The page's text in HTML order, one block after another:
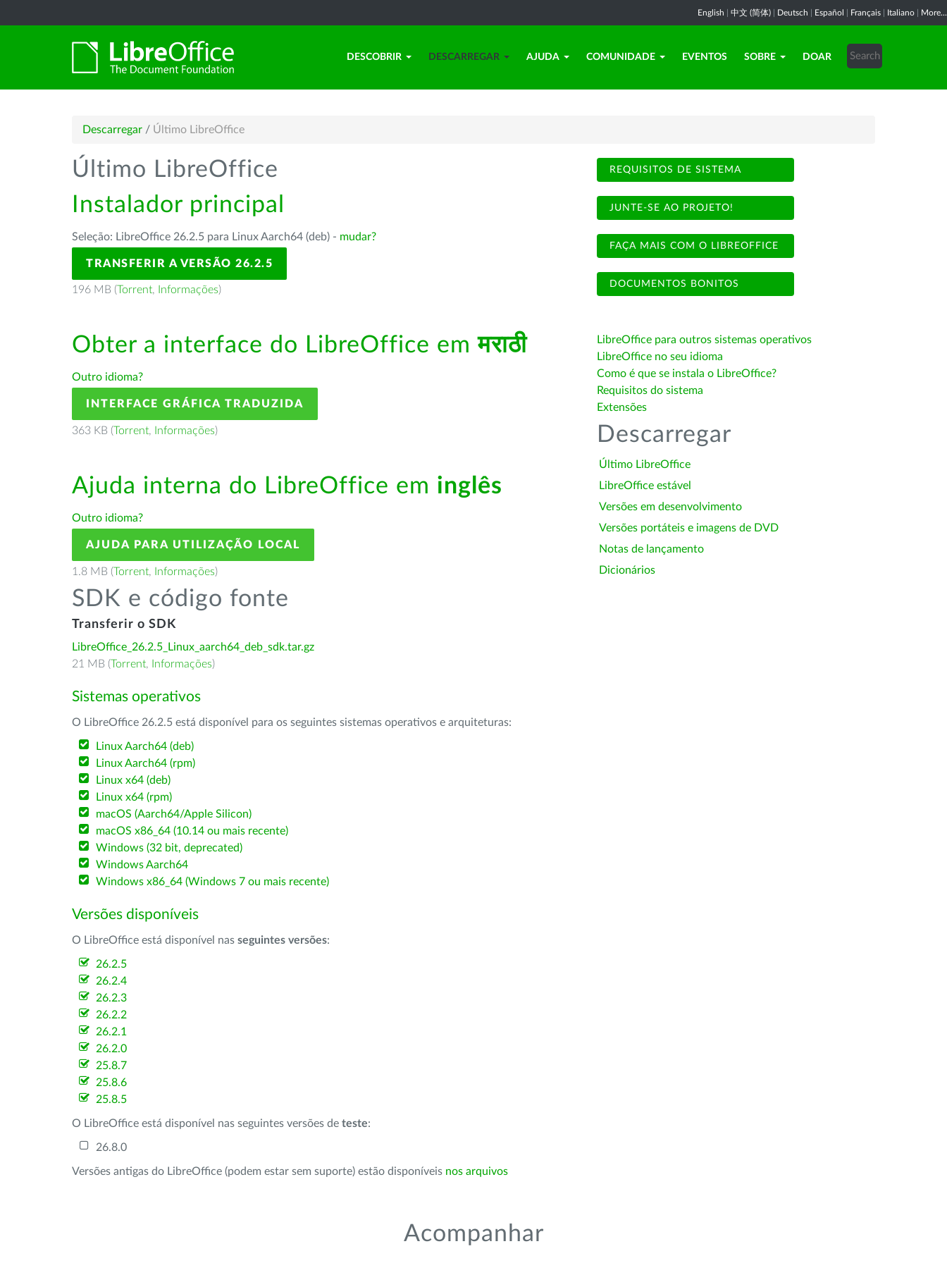
English 中文 (简体) Deutsch Español Français Italiano More...
DESCOBRIR DESCARREGAR AJUDA COMUNIDADE EVENTOS SOBRE DOAR
Descarregar / Último LibreOffice
Último LibreOffice
Instalador principal
Seleção: LibreOffice 26.2.5 para Linux Aarch64 (deb) - mudar?
TRANSFERIR A VERSÃO 26.2.5
196 MB (Torrent, Informações)
Obter a interface do LibreOffice emमराठी
Outro idioma?
INTERFACE GRÁFICA TRADUZIDA
363 KB (Torrent, Informações)
Ajuda interna do LibreOffice em inglês
Outro idioma?
AJUDA PARA UTILIZAÇÃO LOCAL
1.8 MB (Torrent, Informações)
SDK e código fonte
Transferir o SDK
LibreOffice_26.2.5_Linux_aarch64_deb_sdk.tar.gz
21 MB (Torrent, Informações)
Sistemas operativos
O LibreOffice 26.2.5 está disponível para os seguintes sistemas operativos e arquiteturas:
Linux Aarch64 (deb)
Linux Aarch64 (rpm)
Linux x64 (deb)
Linux x64 (rpm)
macOS (Aarch64/Apple Silicon)
macOS x86_64 (10.14 ou mais recente)
Windows (32 bit, deprecated)
Windows Aarch64
Windows x86_64 (Windows 7 ou mais recente)
Versões disponíveis
O LibreOffice está disponível nas seguintes versões:
26.2.5
26.2.4
26.2.3
26.2.2
26.2.1
26.2.0
25.8.7
25.8.6
25.8.5
O LibreOffice está disponível nas seguintes versões de teste:
26.8.0
Versões antigas do LibreOffice (podem estar sem suporte) estão disponíveis nos arquivos
REQUISITOS DE SISTEMA
JUNTE-SE AO PROJETO!
FAÇA MAIS COM O LIBREOFFICE
DOCUMENTOS BONITOS
LibreOffice para outros sistemas operativos
LibreOffice no seu idioma
Como é que se instala o LibreOffice?
Requisitos do sistema
Extensões
Descarregar
Último LibreOffice
LibreOffice estável
Versões em desenvolvimento
Versões portáteis e imagens de DVD
Notas de lançamento
Dicionários
Acompanhar